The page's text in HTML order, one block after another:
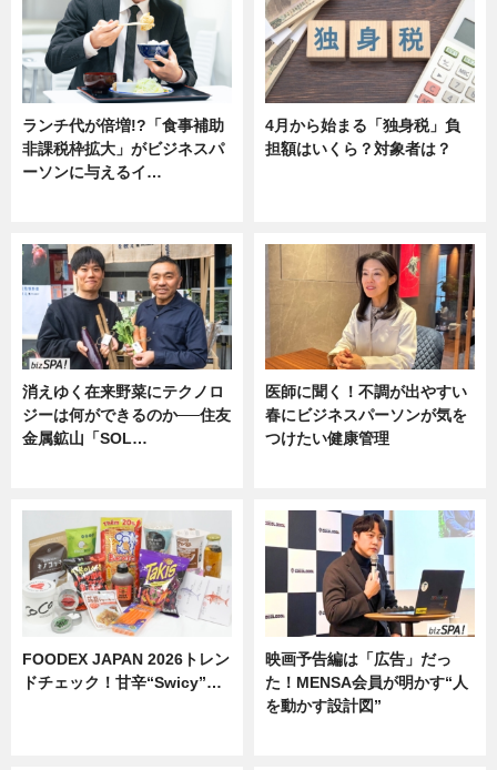
ランチ代が倍増!?「食事補助
非課税枠拡大」がビジネスパ
ーソンに与えるイ…
4月から始まる「独身税」負
担額はいくら？対象者は？
消えゆく在来野菜にテクノロ
ジーは何ができるのか──住友
金属鉱山「SOL…
医師に聞く！不調が出やすい
春にビジネスパーソンが気を
つけたい健康管理
FOODEX JAPAN 2026トレン
ドチェック！甘辛“Swicy”…
映画予告編は「広告」だっ
た！MENSA会員が明かす“人
を動かす設計図”